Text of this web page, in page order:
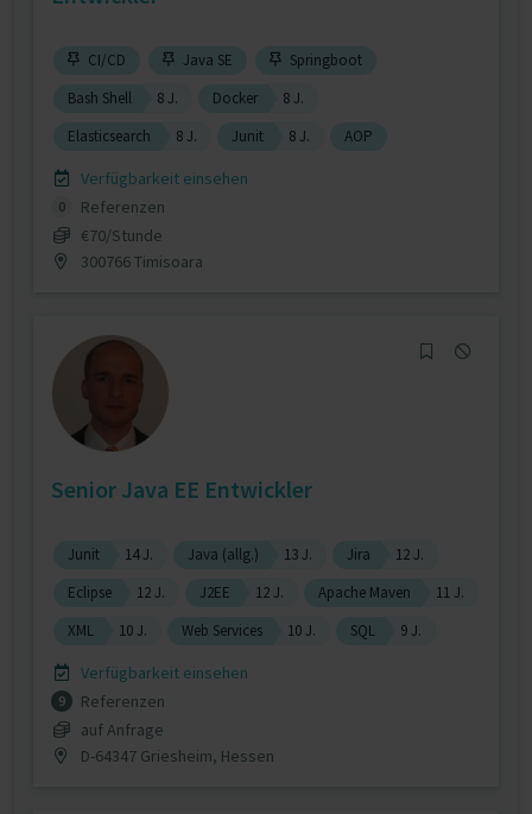
CI/CD Java SE
Springboot
Bash Shell
8 J. Docker
8 J.
Elasticsearch
8 J. Junit 8 J. AOP
Verfügbarkeit einsehen
0
Referenzen
€70/Stunde
300766 Timisoara
Senior Java EE Entwickler
Junit 14 J. Java (allg.) 13 J. Jira
12 J.
Eclipse
12 J. J2EE 12 J. Apache Maven
11 J.
XML
10 J. Web Services 10 J. SQL 9 J.
Verfügbarkeit einsehen
9
Referenzen
auf Anfrage
D-64347 Griesheim, Hessen